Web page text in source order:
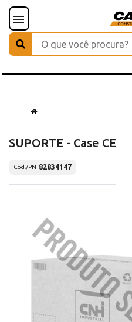
SUPORTE - Case CE
Cód./PN 82834147